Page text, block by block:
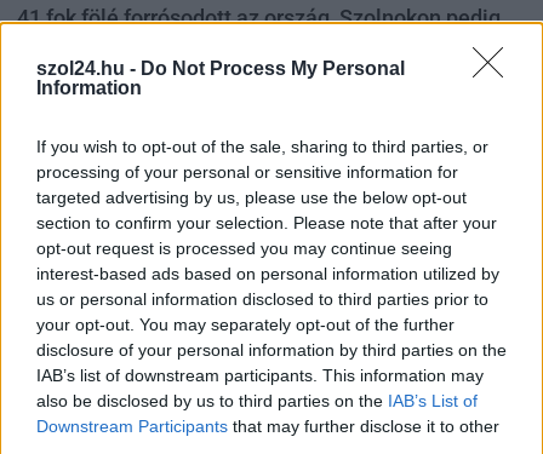
szol24.hu - Do Not Process My Personal
Information
If you wish to opt-out of the sale, sharing to third parties, or
processing of your personal or sensitive information for
targeted advertising by us, please use the below opt-out
section to confirm your selection. Please note that after your
opt-out request is processed you may continue seeing
interest-based ads based on personal information utilized by
us or personal information disclosed to third parties prior to
your opt-out. You may separately opt-out of the further
disclosure of your personal information by third parties on the
IAB’s list of downstream participants. This information may
also be disclosed by us to third parties on the IAB’s List of
Downstream Participants that may further disclose it to other
41 fok fölé forrósodott az ország, Szolnokon pedig
Nem mindennapi adatokat rögzítettek a meteorológiai